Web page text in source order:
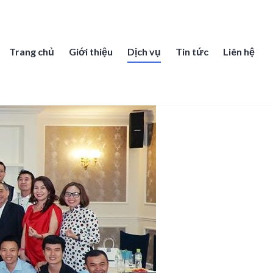
Trang chủ Giới thiệu Dịch vụ Tin tức Liên hệ